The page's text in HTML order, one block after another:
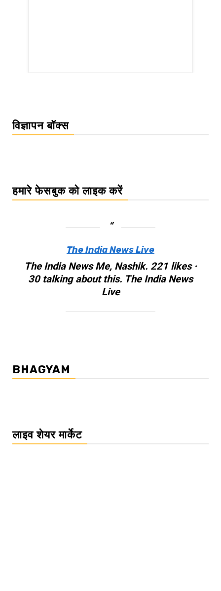
विज्ञापन बॉक्स
हमारे फेसबुक को लाइक करें
The India News Live
The India News Me, Nashik. 221 likes ·
30 talking about this. The India News
Live
BHAGYAM
लाइव शेयर मार्केट